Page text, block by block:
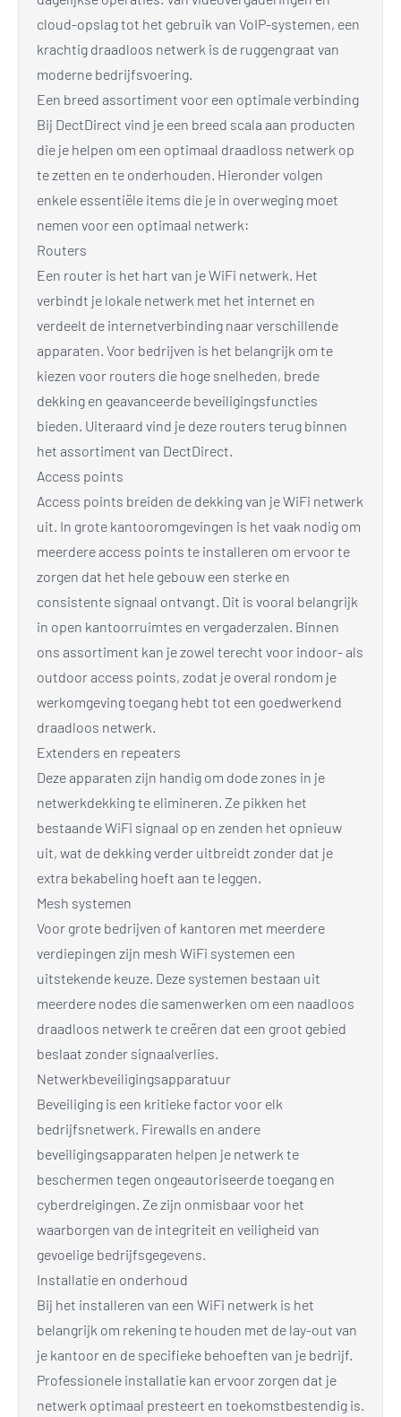
cloud-opslag tot het gebruik van VoIP-systemen, een
krachtig draadloos netwerk is de ruggengraat van
moderne bedrijfsvoering.
Een breed assortiment voor een optimale verbinding
Bij DectDirect vind je een breed scala aan producten
die je helpen om een optimaal draadloss netwerk op
te zetten en te onderhouden. Hieronder volgen
enkele essentiële items die je in overweging moet
nemen voor een optimaal netwerk:
Routers
Een router is het hart van je WiFi netwerk. Het
verbindt je lokale netwerk met het internet en
verdeelt de internetverbinding naar verschillende
apparaten. Voor bedrijven is het belangrijk om te
kiezen voor routers die hoge snelheden, brede
dekking en geavanceerde beveiligingsfuncties
bieden. Uiteraard vind je deze routers terug binnen
het assortiment van DectDirect.
Access points
Access points breiden de dekking van je WiFi netwerk
uit. In grote kantooromgevingen is het vaak nodig om
meerdere access points te installeren om ervoor te
zorgen dat het hele gebouw een sterke en
consistente signaal ontvangt. Dit is vooral belangrijk
in open kantoorruimtes en vergaderzalen. Binnen
ons assortiment kan je zowel terecht voor indoor- als
outdoor access points, zodat je overal rondom je
werkomgeving toegang hebt tot een goedwerkend
draadloos netwerk.
Extenders en repeaters
Deze apparaten zijn handig om dode zones in je
netwerkdekking te elimineren. Ze pikken het
bestaande WiFi signaal op en zenden het opnieuw
uit, wat de dekking verder uitbreidt zonder dat je
extra bekabeling hoeft aan te leggen.
Mesh systemen
Voor grote bedrijven of kantoren met meerdere
verdiepingen zijn mesh WiFi systemen een
uitstekende keuze. Deze systemen bestaan uit
meerdere nodes die samenwerken om een naadloos
draadloos netwerk te creëren dat een groot gebied
beslaat zonder signaalverlies.
Netwerkbeveiligingsapparatuur
Beveiliging is een kritieke factor voor elk
bedrijfsnetwerk. Firewalls en andere
beveiligingsapparaten helpen je netwerk te
beschermen tegen ongeautoriseerde toegang en
cyberdreigingen. Ze zijn onmisbaar voor het
waarborgen van de integriteit en veiligheid van
gevoelige bedrijfsgegevens.
Installatie en onderhoud
Bij het installeren van een WiFi netwerk is het
belangrijk om rekening te houden met de lay-out van
je kantoor en de specifieke behoeften van je bedrijf.
Professionele installatie kan ervoor zorgen dat je
netwerk optimaal presteert en toekomstbestendig is.